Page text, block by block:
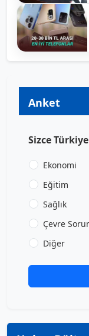
Anket
Sizce
Ekonomi
Eğitim
Sağlık
Çevre
Diğer